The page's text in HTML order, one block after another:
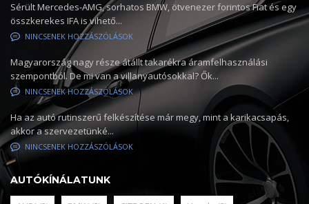
Sérült Mercedes-AMG, sorhatos BMW, ötvenezer forintos Fiat és egy
összkerekes IFA is vihető...
NINCSENEK HOZZÁSZÓLÁSOK
Magyarország nagy része átállt takarékra áramfelhasználási
szempontból. De mi van a villanyautósokkal? Ők...
NINCSENEK HOZZÁSZÓLÁSOK
Ha az autó rutinszerű felkészítése már megy, mint a karikacsapás,
akkor a szervezetünké...
NINCSENEK HOZZÁSZÓLÁSOK
AUTÓKÍNÁLATUNK